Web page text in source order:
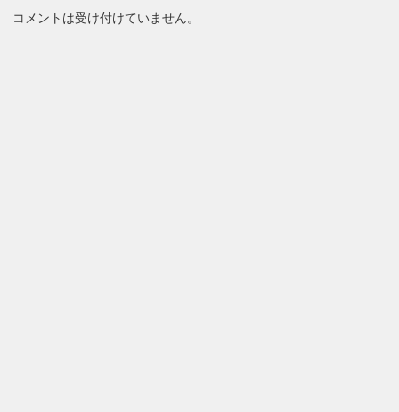
コメントは受け付けていません。